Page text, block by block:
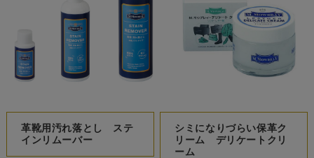
革靴用汚れ落とし ステ
インリムーバー
シミになりづらい保革ク
リーム デリケートクリ
ーム